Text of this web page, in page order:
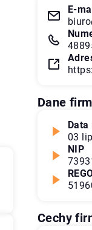
E-
Dane
03
NIP
Cechy